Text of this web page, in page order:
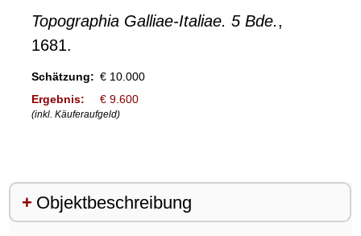
Topographia Galliae-Italiae. 5 Bde.,
1681.
Schätzung: € 10.000
Ergebnis:
€ 9.600
(inkl. Käuferaufgeld)
Objektbeschreibung